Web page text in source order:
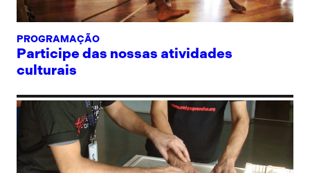
PROGRAMAÇÃO
Participe das nossas atividades
culturais